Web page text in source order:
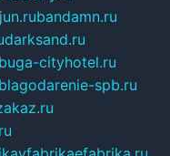
bandamn.ru
darksand.ru
cityhotel.ru
blagodarenie-spb.ru